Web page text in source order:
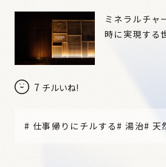
7 チルいね!
ミネラルチャ
時に実現する
# 仕事帰りにチルする#湯治# 天